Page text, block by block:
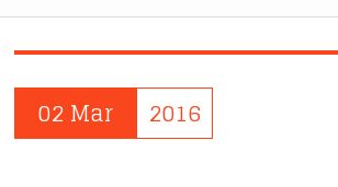
02 Mar 2016